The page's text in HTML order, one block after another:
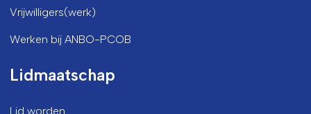
Vrijwilligers(werk)
Werken bij ANBO-PCOB
Lidmaatschap
Lid worden